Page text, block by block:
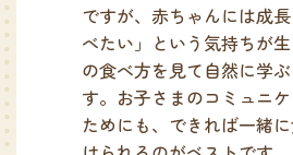
ですが、赤ちゃんには成
べたい」という気持ちが
の食べ方を見て自然に学
す。お子さまのコミュニ
ためにも、できれば一緒